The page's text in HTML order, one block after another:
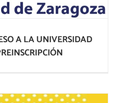
A LA UNIVERSIDAD